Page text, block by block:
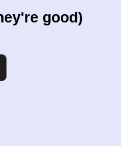
good)
ihre-